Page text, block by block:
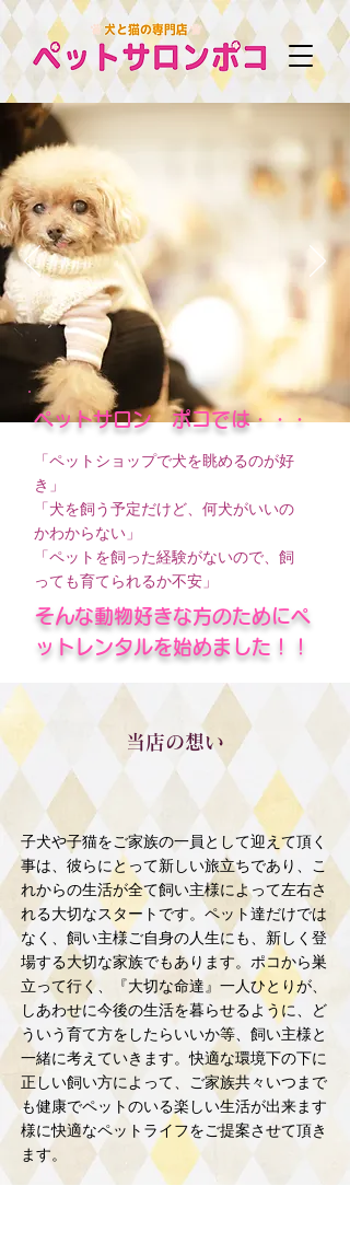
ペットサロン ポコでは・・・
「ペットショップで犬を眺めるのが好
き」
「犬を飼う予定だけど、何犬がいいの
かわからない」
「ペットを飼った経験がないので、飼
っても育てられるか不安」
そんな動物好きな方のためにペ
ットレンタルを始めました！！
当店の想い
子犬や子猫をご家族の一員として迎えて頂く
事は、彼らにとって新しい旅立ちであり、こ
れからの生活が全て飼い主様によって左右さ
れる大切なスタートです。ペット達だけでは
なく、飼い主様ご自身の人生にも、新しく登
場する大切な家族でもあります。ポコから巣
立って行く、『大切な命達』一人ひとりが、
しあわせに今後の生活を暮らせるように、ど
ういう育て方をしたらいいか等、飼い主様と
一緒に考えていきます。快適な環境下の下に
正しい飼い方によって、ご家族共々いつまで
も健康でペットのいる楽しい生活が出来ます
様に快適なペットライフをご提案させて頂き
ます。